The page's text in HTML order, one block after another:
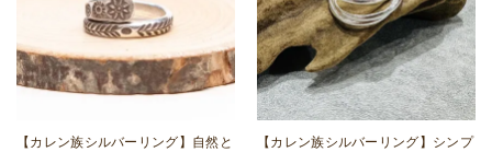
【カレン族シルバーリング】自然と
【カレン族シルバーリング】シンプ